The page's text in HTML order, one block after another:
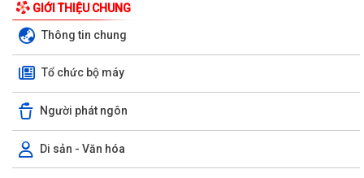
GIỚI THIỆU CHUNG
Thông tin chung
Tổ chức bộ máy
Người phát ngôn
Di sản - Văn hóa